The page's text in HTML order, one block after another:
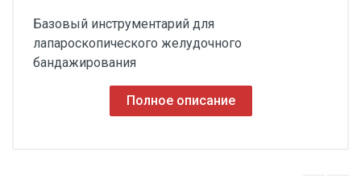
Базовый инструментарий для
лапароскопического желудочного
бандажирования
Полное описание